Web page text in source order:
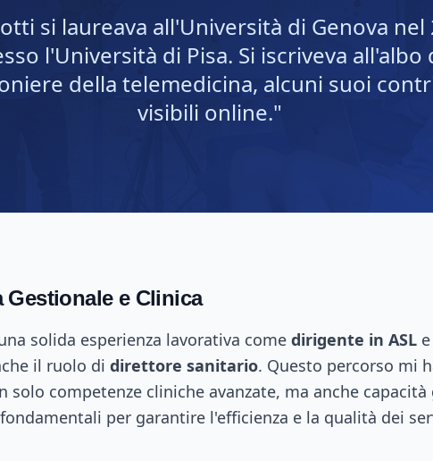
si laureava all'Università di Genova nel
l'Università di Pisa. Si iscriveva all'albo
della telemedicina, alcuni suoi
visibili online."
Gestionale e Clinica
solida esperienza lavorativa come dirigente in ASL
il ruolo di direttore sanitario. Questo percorso mi
solo competenze cliniche avanzate, ma anche
per garantire l'efficienza e la qualità dei